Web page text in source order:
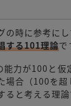
の時に参考に
する101理論で
力が100と仮
場合（100を
と考える理論